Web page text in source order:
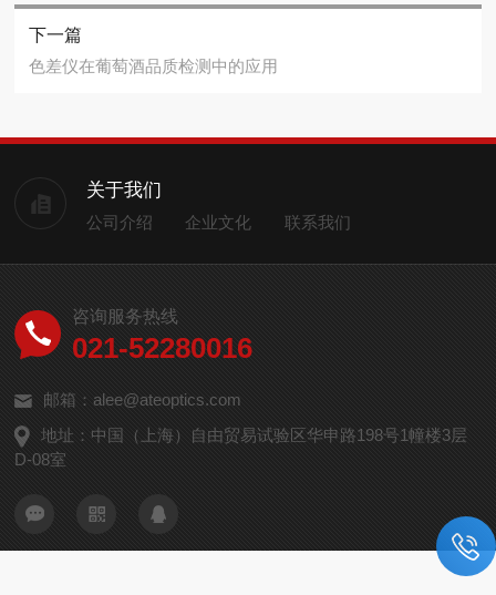
下一篇
色差仪在葡萄酒品质检测中的应用
关于我们
公司介绍 企业文化 联系我们
咨询服务热线
021-52280016
邮箱：alee@ateoptics.com
地址：中国（上海）自由贸易试验区华申路198号1幢楼3层
D-08室